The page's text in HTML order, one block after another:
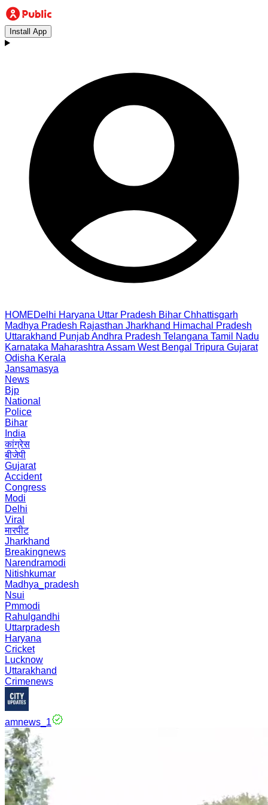
Install App
HOMEDelhi Haryana Uttar Pradesh Bihar Chhattisgarh
Madhya Pradesh Rajasthan Jharkhand Himachal Pradesh
Uttarakhand PunjabAndhra Pradesh Telangana Tamil Nadu
Karnataka Maharashtra Assam West Bengal Tripura Gujarat
Odisha Kerala
Jansamasya
News
Bjp
National
Police
Bihar
India
कांग्रेस
बीजेपी
Gujarat
Accident
Congress
Modi
Delhi
Viral
मारपीट
Jharkhand
Breakingnews
Narendramodi
Nitishkumar
Madhya_pradesh
Nsui
Pmmodi
Rahulgandhi
Uttarpradesh
Haryana
Cricket
Lucknow
Uttarakhand
Crimenews
amnews_1